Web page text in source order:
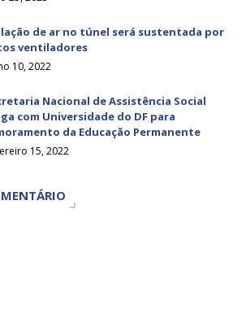
de ar no túnel será sustentada por
ventiladores
10, 2022
Nacional de Assistência Social
com Universidade do DF para
da Educação Permanente
15, 2022